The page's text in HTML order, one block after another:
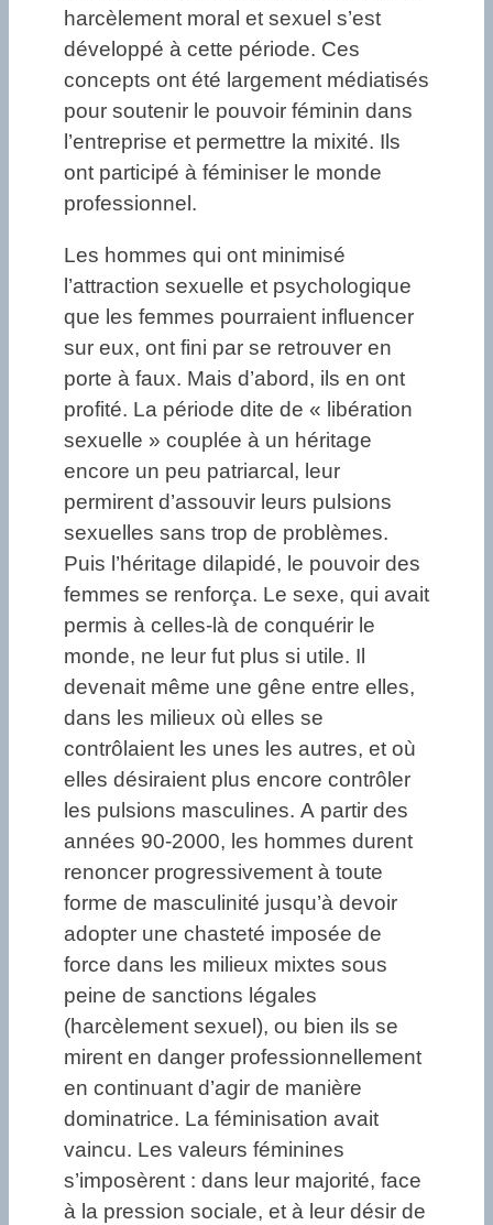
harcèlement moral et sexuel s’est
développé à cette période. Ces
concepts ont été largement médiatisés
pour soutenir le pouvoir féminin dans
l’entreprise et permettre la mixité. Ils
ont participé à féminiser le monde
professionnel.
Les hommes qui ont minimisé
l’attraction sexuelle et psychologique
que les femmes pourraient influencer
sur eux, ont fini par se retrouver en
porte à faux. Mais d’abord, ils en ont
profité. La période dite de « libération
sexuelle » couplée à un héritage
encore un peu patriarcal, leur
permirent d’assouvir leurs pulsions
sexuelles sans trop de problèmes.
Puis l’héritage dilapidé, le pouvoir des
femmes se renforça. Le sexe, qui avait
permis à celles-là de conquérir le
monde, ne leur fut plus si utile. Il
devenait même une gêne entre elles,
dans les milieux où elles se
contrôlaient les unes les autres, et où
elles désiraient plus encore contrôler
les pulsions masculines. A partir des
années 90-2000, les hommes durent
renoncer progressivement à toute
forme de masculinité jusqu’à devoir
adopter une chasteté imposée de
force dans les milieux mixtes sous
peine de sanctions légales
(harcèlement sexuel), ou bien ils se
mirent en danger professionnellement
en continuant d’agir de manière
dominatrice. La féminisation avait
vaincu. Les valeurs féminines
s’imposèrent : dans leur majorité, face
à la pression sociale, et à leur désir de